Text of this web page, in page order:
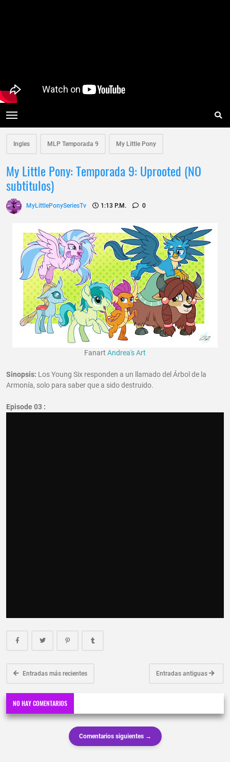
Ingles MLP Temporada 9 My Little Pony
My Little Pony: Temporada 9: Uprooted (NO
subtitulos)
MyLittlePonySeriesTv 1:13 P.m. 0
Fanart Andrea's Art
Sinopsis: Los Young Six responden a un llamado del Árbol de la
Armonía, solo para saber que a sido destruido.
Episode 03 :
Entradas más recientes Entradas antiguas
NO HAY COMENTARIOS
Comentarios siguientes →